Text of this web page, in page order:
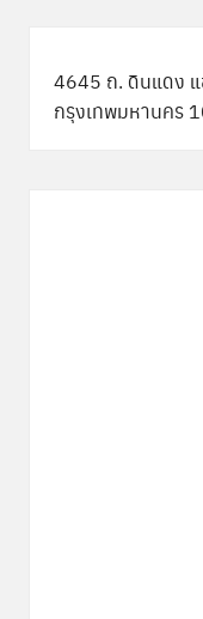
4645 ถ. ดินแดง
กรุงเทพมหานคร